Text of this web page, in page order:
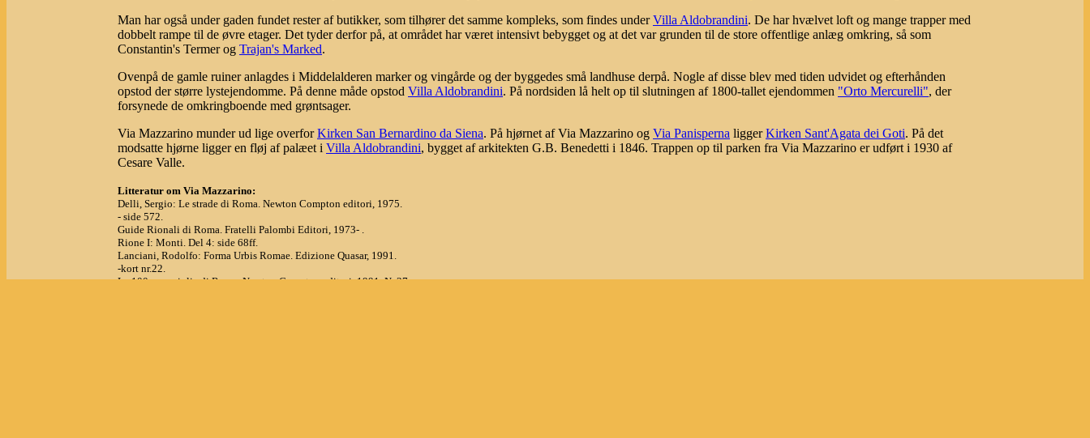
Man har også under gaden fundet rester af butikker, som tilhører det samme kompleks, som findes underVilla Aldobrandini. De har hvælvet loft og mange trapper med
dobbelt rampe til de øvre etager. Det tyder derfor på, at området har været intensivt bebygget og at det var grunden til de store offentlige anlæg omkring, så som
Constantin's Termer og Trajan's Marked.
Ovenpå de gamle ruiner anlagdes i Middelalderen marker og vingårde og der byggedes små landhuse derpå. Nogle af disse blev med tiden udvidet og efterhånden
opstod der større lystejendomme. På denne måde opstod Villa Aldobrandini. På nordsiden lå helt op til slutningen af 1800-tallet ejendommen "Orto Mercurelli", der
forsynede de omkringboende med grøntsager.
Via Mazzarino munder ud lige overforKirken San Bernardino da Siena. På hjørnet af Via Mazzarino og Via Panisperna liggerKirken Sant'Agata dei Goti. På det
modsatte hjørne ligger en fløj af palæet i Villa Aldobrandini, bygget af arkitekten G.B. Benedetti i 1846. Trappen op til parken fra Via Mazzarino er udført i 1930 af
Cesare Valle.
Litteratur om Via Mazzarino:
Delli, Sergio: Le strade di Roma. Newton Compton editori, 1975.
- side 572.
Guide Rionali di Roma. Fratelli Palombi Editori, 1973- .
Rione I: Monti. Del 4: side 68ff.
Lanciani, Rodolfo: Forma Urbis Romae. Edizione Quasar, 1991.
-kort nr.22.
Le 100 meraviglie di Roma. Newton Compton editori, 1991. Nr.37.